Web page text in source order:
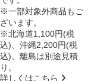
※一部対象外商品もご
ざいます。
※北海道1,100円(税
込)、沖縄2,200円(税
込)、離島は別途見積
り。
詳しくはこちら